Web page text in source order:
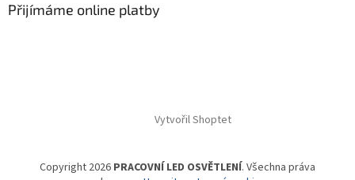
Přijímáme online platby
Vytvořil Shoptet
Copyright 2026 PRACOVNÍ LED OSVĚTLENÍ. Všechna práva